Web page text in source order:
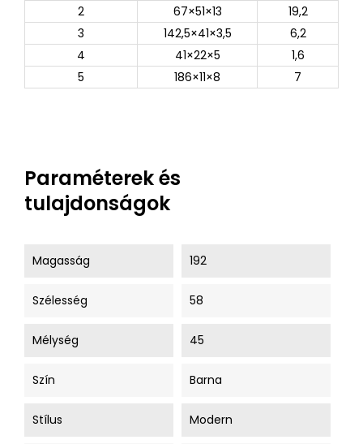
2
67×51×13
19,2
3
142,5×41×3,5
6,2
4
41×22×5
1,6
5
186×11×8 7
Paraméterek és
tulajdonságok
Magasság 192
Szélesség 58
Mélység 45
Szín Barna
Stílus Modern